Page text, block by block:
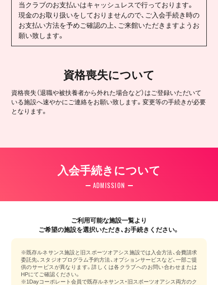
当クラブのお支払いはキャッシュレスで行っております。
現金のお取り扱いをしておりませんので、ご入会手続き時の
お支払い方法を予めご確認の上、ご来館いただきますようお
願い致します。
資格喪失について
資格喪失（退職や被扶養者から外れた場合など）はご登録いただいて
いる施設へ速やかにご連絡をお願い致します。変更等の手続きが必要
となります。
入会手続きについて
ADMISSION
ご利用可能な施設一覧より
ご希望の施設を選択いただき、お手続きください。
※既存ルネサンス施設と旧スポーツオアシス施設では入会方法、会費請求
委託先、スタジオプログラム予約方法、オプションサービスなど、一部ご提
供のサービスが異なります。詳しくは各クラブへのお問い合わせまたは
HPにてご確認ください。
※1Dayコーポレート会員で既存ルネサンス・旧スポーツオアシス両方のク